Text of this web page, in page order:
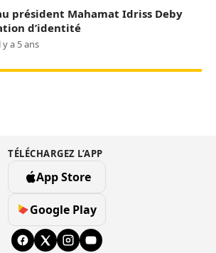
président Mahamat Idriss Deby
d’identité
y a 5 ans
TÉLÉCHARGEZ L’APP
App Store
Google Play